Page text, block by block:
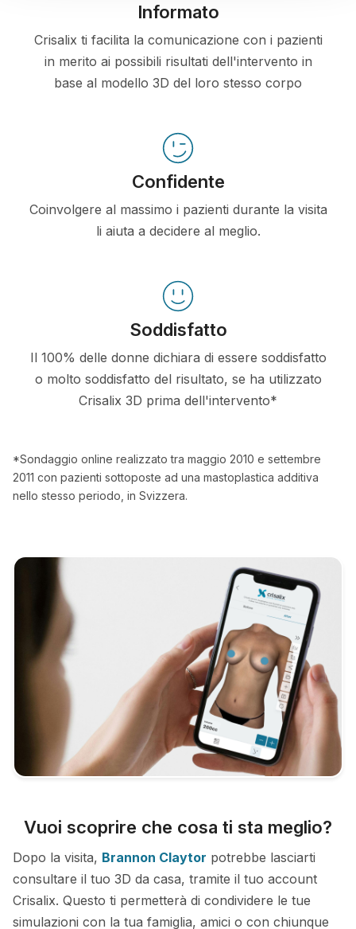
Informato
Crisalix ti facilita la comunicazione con i pazienti
in merito ai possibili risultati dell'intervento in
base al modello 3D del loro stesso corpo
Confidente
Coinvolgere al massimo i pazienti durante la visita
li aiuta a decidere al meglio.
Soddisfatto
Il 100% delle donne dichiara di essere soddisfatto
o molto soddisfatto del risultato, se ha utilizzato
Crisalix 3D prima dell'intervento*
*Sondaggio online realizzato tra maggio 2010 e settembre
2011 con pazienti sottoposte ad una mastoplastica additiva
nello stesso periodo, in Svizzera.
Vuoi scoprire che cosa ti sta meglio?
Dopo la visita, Brannon Claytor potrebbe lasciarti
consultare il tuo 3D da casa, tramite il tuo account
Crisalix. Questo ti permetterà di condividere le tue
simulazioni con la tua famiglia, amici o con chiunque